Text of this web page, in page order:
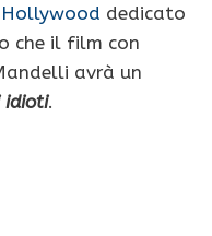
Hollywood dedicato
che il film con
avrà un
idioti.